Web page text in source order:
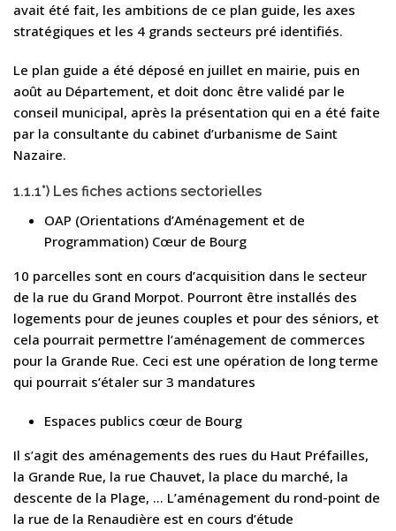
avait été fait, les ambitions de ce plan guide, les axes
stratégiques et les 4 grands secteurs pré identifiés.
Le plan guide a été déposé en juillet en mairie, puis en
août au Département, et doit donc être validé par le
conseil municipal, après la présentation qui en a été faite
par la consultante du cabinet d’urbanisme de Saint
Nazaire.
1.1.1°) Les fiches actions sectorielles
OAP (Orientations d’Aménagement et de
Programmation) Cœur de Bourg
10 parcelles sont en cours d’acquisition dans le secteur
de la rue du Grand Morpot. Pourront être installés des
logements pour de jeunes couples et pour des séniors, et
cela pourrait permettre l’aménagement de commerces
pour la Grande Rue. Ceci est une opération de long terme
qui pourrait s’étaler sur 3 mandatures
Espaces publics cœur de Bourg
Il s’agit des aménagements des rues du Haut Préfailles,
la Grande Rue, la rue Chauvet, la place du marché, la
descente de la Plage, … L’aménagement du rond-point de
la rue de la Renaudière est en cours d’étude